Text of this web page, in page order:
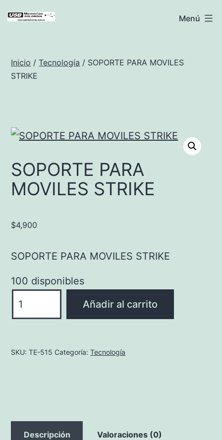
USB
Menú
Inicio /Tecnología / SOPORTE PARA MOVILES
STRIKE
SOPORTE PARA
MOVILES STRIKE
$4,900
SOPORTE PARA MOVILES STRIKE
100 disponibles
PARA
cantidad
Añadir al carrito
SKU:TE-515 Categoría:Tecnología
Descripción Valoraciones (0)